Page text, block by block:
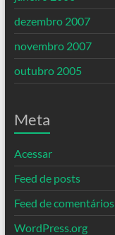
dezembro 2007
novembro 2007
outubro 2005
Meta
Acessar
Feed de posts
Feed de comentários
WordPress.org